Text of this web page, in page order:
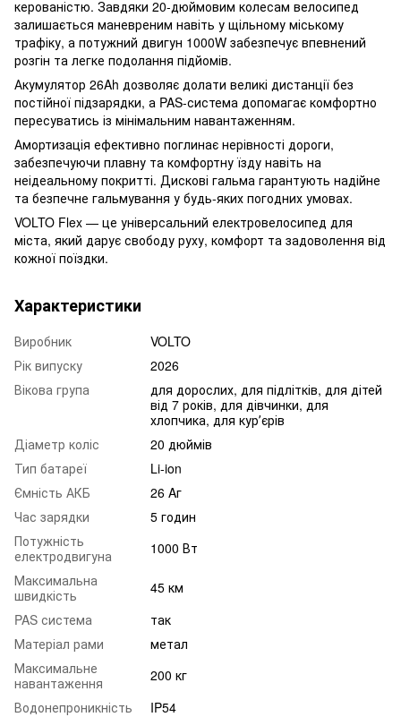
керованістю. Завдяки 20-дюймовим колесам велосипед
залишається маневреним навіть у щільному міському
трафіку, а потужний двигун 1000W забезпечує впевнений
розгін та легке подолання підйомів.
Акумулятор 26Ah дозволяє долати великі дистанції без
постійної підзарядки, а PAS-система допомагає комфортно
пересуватись із мінімальним навантаженням.
Амортизація ефективно поглинає нерівності дороги,
забезпечуючи плавну та комфортну їзду навіть на
неідеальному покритті. Дискові гальма гарантують надійне
та безпечне гальмування у будь-яких погодних умовах.
VOLTO Flex — це універсальний електровелосипед для
міста, який дарує свободу руху, комфорт та задоволення від
кожної поїздки.
Характеристики
Виробник
VOLTO
Рік випуску
2026
Вікова група
для дорослих, для підлітків, для дітей
від 7 років, для дівчинки, для
хлопчика, для курʼєрів
Діаметр коліс
20 дюймів
Тип батареї
Li-ion
Ємність АКБ
26 Aг
Час зарядки
5 годин
Потужність
електродвигуна
1000 Вт
Максимальна
швидкість
45 км
PAS система
так
Матеріал рами
метал
Максимальне
навантаження
200 кг
Водонепроникність
IP54